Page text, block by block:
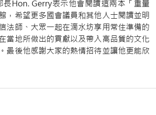
Hon. Gerry表示他會閱讀這兩本「重量
，希望更多國會議員和其他人士閱讀並明
法師、大眾一起在滴水坊享用常住準備的
當地所做出的貢獻以及帶入高品質的文化
最後他感謝大家的熱情招待並讓他更能欣